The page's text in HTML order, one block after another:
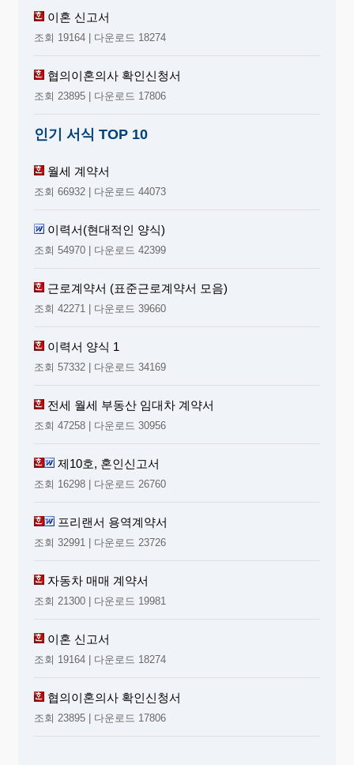
이혼 신고서
조회 19164 | 다운로드 18274
협의이혼의사 확인신청서
조회 23895 | 다운로드 17806
인기 서식 TOP 10
월세 계약서
조회 66932 | 다운로드 44073
이력서(현대적인 양식)
조회 54970 | 다운로드 42399
근로계약서 (표준근로계약서 모음)
조회 42271 | 다운로드 39660
이력서 양식 1
조회 57332 | 다운로드 34169
전세 월세 부동산 임대차 계약서
조회 47258 | 다운로드 30956
제10호, 혼인신고서
조회 16298 | 다운로드 26760
프리랜서 용역계약서
조회 32991 | 다운로드 23726
자동차 매매 계약서
조회 21300 | 다운로드 19981
이혼 신고서
조회 19164 | 다운로드 18274
협의이혼의사 확인신청서
조회 23895 | 다운로드 17806